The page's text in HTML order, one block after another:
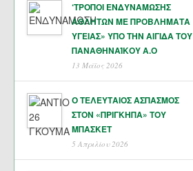
‘ΤΡΟΠΟΙ ΕΝΔΥΝΑΜΩΣΗΣ
ΑΘΛΗΤΩΝ ΜΕ ΠΡΟΒΛΗΜΑΤΑ
ΥΓΕΙΑΣ» ΥΠΟ ΤΗΝ ΑΙΓΙΔΑ ΤΟΥ
ΠΑΝΑΘΗΝΑΊΚΟΥ Α.Ο
13 Μάϊος 2026
Ο ΤΕΛΕΥΤΑΙΟΣ ΑΣΠΑΣΜΟΣ
ΣΤΟΝ «ΠΡΙΓΚΗΠΑ» ΤΟΥ
ΜΠΑΣΚΕΤ
5 Απριλίου 2026